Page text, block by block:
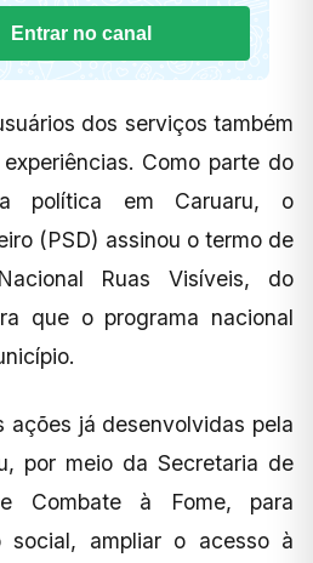
Entrar no canal
dos serviços também
Como parte do
política em Caruaru, o
(PSD) assinou o termo de
Ruas Visíveis, do
que o programa nacional
ações já desenvolvidas pela
por meio da Secretaria de
Combate à Fome, para
social, ampliar o acesso à